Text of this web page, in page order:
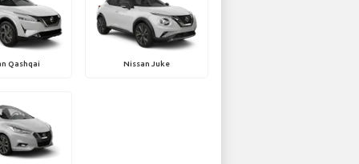
Qashqai Nissan Juke